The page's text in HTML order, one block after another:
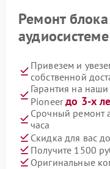
Ремонт
Привезем и
собственной
Гарантия на
Pioneerдо 3-х
Срочный ремонт
часа
Скидка для вас до
Получите 1500
Оригинальные